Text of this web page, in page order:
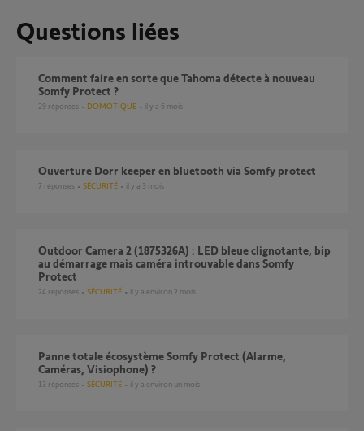
Questions liées
Comment faire en sorte que Tahoma détecte à nouveau
Somfy Protect ?
29 réponses DOMOTIQUE il y a 6 mois
Ouverture Dorr keeper en bluetooth via Somfy protect
7 réponses SÉCURITÉ il y a 3 mois
Outdoor Camera 2 (1875326A) : LED bleue clignotante, bip
au démarrage mais caméra introuvable dans Somfy
Protect
24 réponses SÉCURITÉ il y a environ 2 mois
Panne totale écosystème Somfy Protect (Alarme,
Caméras, Visiophone) ?
13 réponses SÉCURITÉ il y a environ un mois